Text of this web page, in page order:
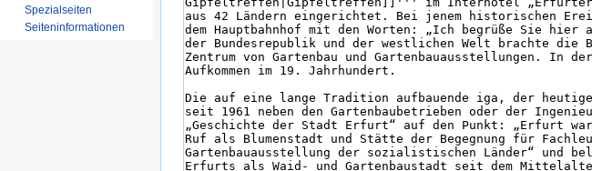
Spezialseiten
Seiten­informationen